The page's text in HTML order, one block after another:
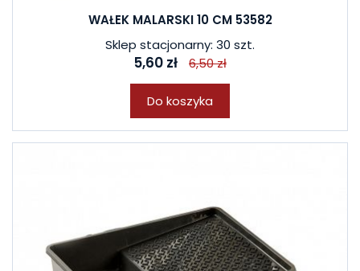
WAŁEK MALARSKI 10 CM 53582
Sklep stacjonarny: 30 szt.
5,60 zł 6,50 zł
Do koszyka